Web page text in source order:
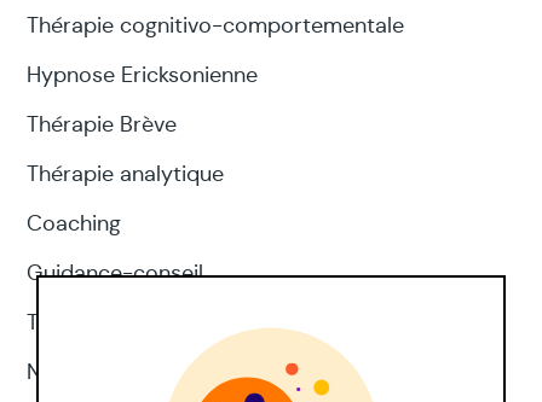
Thérapie cognitivo-comportementale
Hypnose Ericksonienne
Thérapie Brève
Thérapie analytique
Coaching
Guidance-conseil
Thérapie d'acceptation et d'engagement
Neuropsychologie